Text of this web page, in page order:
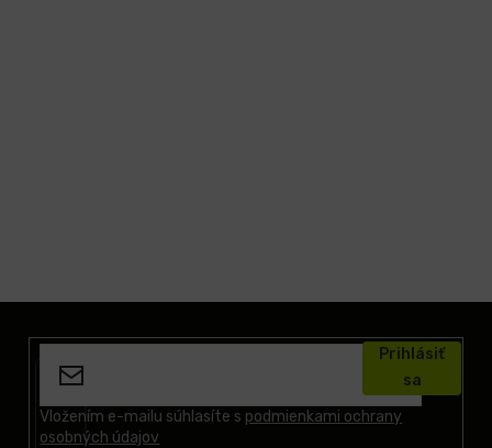
Vložením e-mailu súhlasíte s podmienkami ochrany
osobných údajov
Prihlásiť
sa